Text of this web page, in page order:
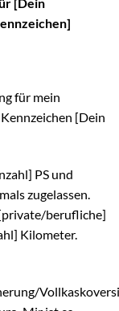
[Dein
für mein
[Dein
PS und
zugelassen.
berufliche]
Kilometer.